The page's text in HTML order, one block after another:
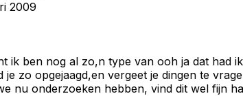
2009
ik ben nog al zo,n type van ooh ja dat had
zo opgejaagd,en vergeet je dingen te
nu onderzoeken hebben, vind dit wel fijn